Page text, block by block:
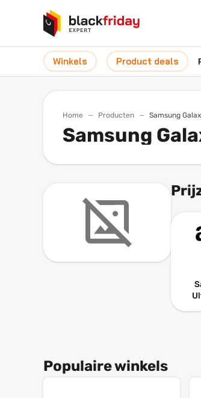
Winkels Product deals
Home Producten Samsung
Samsung
Populaire winkels